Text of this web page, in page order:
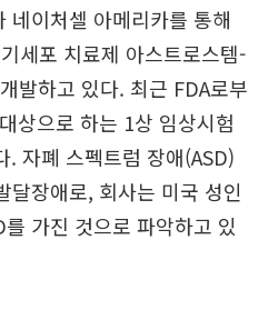
네이처셀 아메리카를 통해
세포 치료제 아스트로스템-
발하고 있다. 최근 FDA로부
상으로 하는 1상 임상시험
자폐 스펙트럼 장애(ASD)
달장애로, 회사는 미국 성인
가진 것으로 파악하고 있